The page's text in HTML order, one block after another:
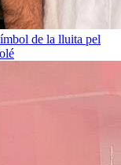
de la lluita pel